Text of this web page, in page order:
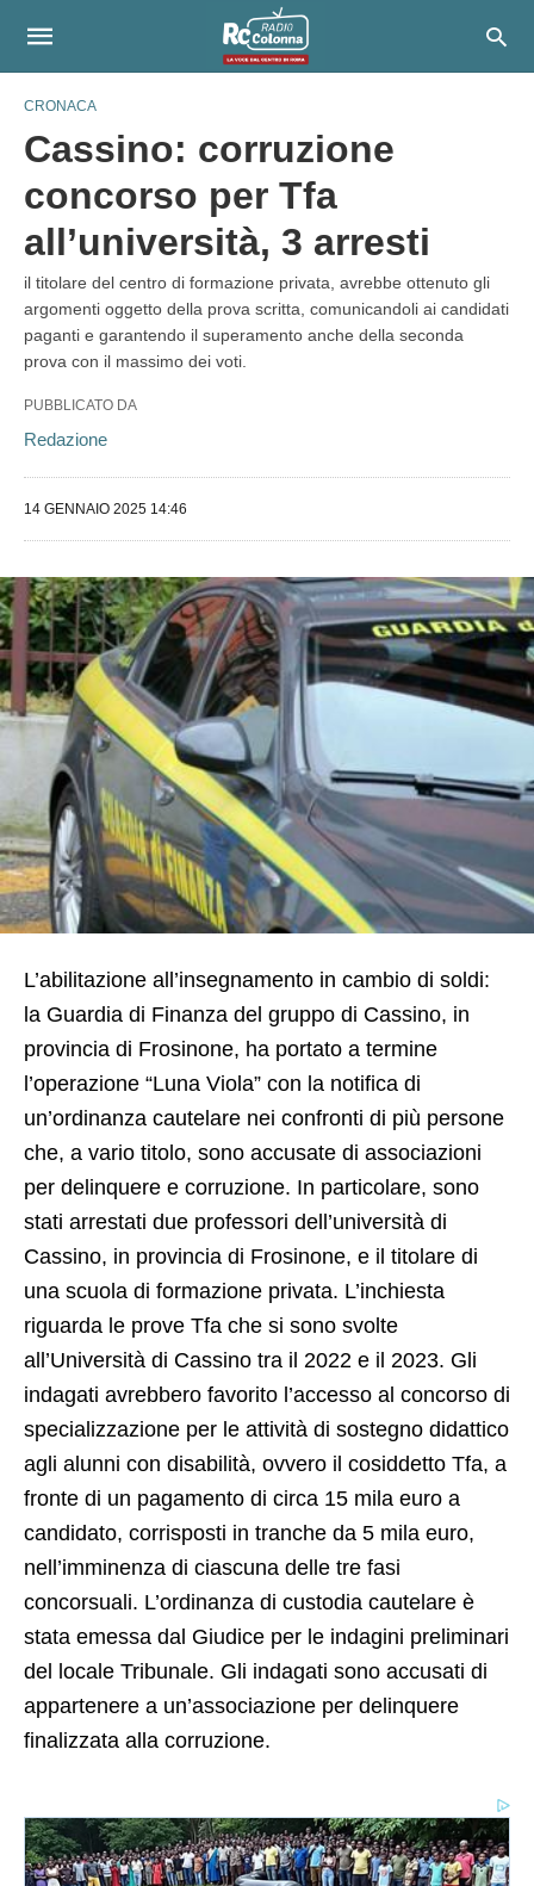
CRONACA
Cassino: corruzione
concorso per Tfa
all’università, 3 arresti
il titolare del centro di formazione privata, avrebbe ottenuto gli
argomenti oggetto della prova scritta, comunicandoli ai candidati
paganti e garantendo il superamento anche della seconda
prova con il massimo dei voti.
PUBBLICATO DA
Redazione
14 GENNAIO 2025 14:46
L’abilitazione all’insegnamento in cambio di soldi:
la Guardia di Finanza del gruppo di Cassino, in
provincia di Frosinone, ha portato a termine
l’operazione “Luna Viola” con la notifica di
un’ordinanza cautelare nei confronti di più persone
che, a vario titolo, sono accusate di associazioni
per delinquere e corruzione. In particolare, sono
stati arrestati due professori dell’università di
Cassino, in provincia di Frosinone, e il titolare di
una scuola di formazione privata. L’inchiesta
riguarda le prove Tfa che si sono svolte
all’Università di Cassino tra il 2022 e il 2023. Gli
indagati avrebbero favorito l’accesso al concorso di
specializzazione per le attività di sostegno didattico
agli alunni con disabilità, ovvero il cosiddetto Tfa, a
fronte di un pagamento di circa 15 mila euro a
candidato, corrisposti in tranche da 5 mila euro,
nell’imminenza di ciascuna delle tre fasi
concorsuali. L’ordinanza di custodia cautelare è
stata emessa dal Giudice per le indagini preliminari
del locale Tribunale. Gli indagati sono accusati di
appartenere a un’associazione per delinquere
finalizzata alla corruzione.